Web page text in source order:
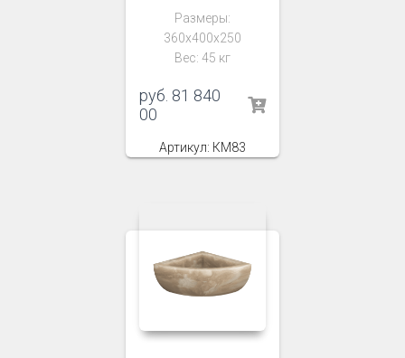
Размеры:
360x400x250
Вес: 45 кг
руб. 81 840
00
Артикул: КМ83